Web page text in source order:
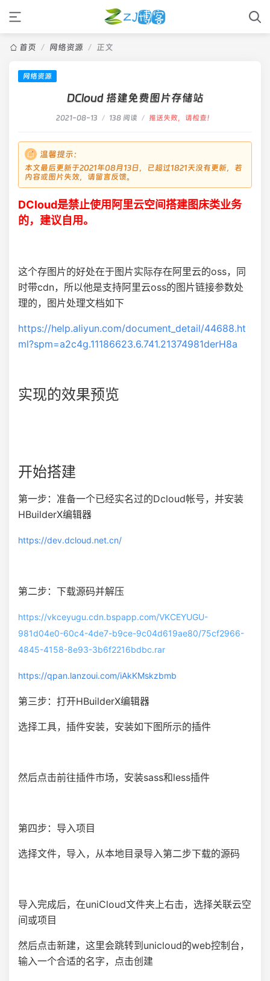
首页 / 网络资源 / 正文
网络资源
DCloud 搭建免费图片存储站
2021-08-13 / 138 阅读 / 推送失败，请检查！
温馨提示：
本文最后更新于2021年08月13日，已超过1821天没有更新，若
内容或图片失效，请留言反馈。
DCloud是禁止使用阿里云空间搭建图床类业务
的，建议自用。
这个存图片的好处在于图片实际存在阿里云的oss，同
时带cdn，所以他是支持阿里云oss的图片链接参数处
理的，图片处理文档如下
https://help.aliyun.com/document_detail/44688.ht
ml?spm=a2c4g.11186623.6.741.21374981derH8a
实现的效果预览
开始搭建
第一步：准备一个已经实名过的Dcloud帐号，并安装
HBuilderX编辑器
https://dev.dcloud.net.cn/
第二步：下载源码并解压
https://vkceyugu.cdn.bspapp.com/VKCEYUGU-
981d04e0-60c4-4de7-b9ce-9c04d619ae80/75cf2966-
4845-4158-8e93-3b6f2216bdbc.rar
https://qpan.lanzoui.com/iAkKMskzbmb
第三步：打开HBuilderX编辑器
选择工具，插件安装，安装如下图所示的插件
然后点击前往插件市场，安装sass和less插件
第四步：导入项目
选择文件，导入，从本地目录导入第二步下载的源码
导入完成后，在uniCloud文件夹上右击，选择关联云空
间或项目
然后点击新建，这里会跳转到unicloud的web控制台，
输入一个合适的名字，点击创建